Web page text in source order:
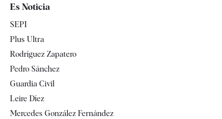
Televisión
Es Noticia
SEPI
Plus Ultra
Rodríguez Zapatero
Pedro Sánchez
Guardia Civil
Leire Díez
Mercedes González Fernández